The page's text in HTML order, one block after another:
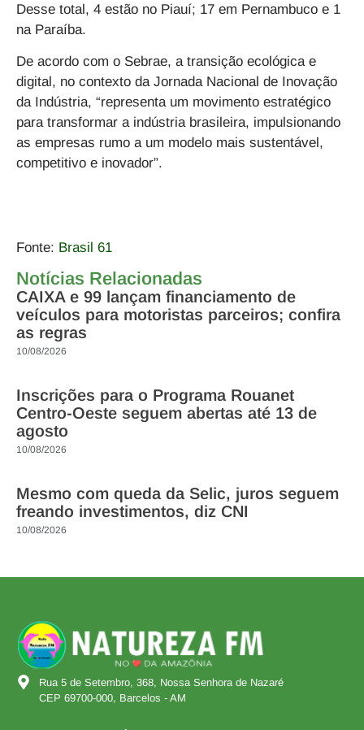
Desse total, 4 estão no Piauí; 17 em Pernambuco e 1
na Paraíba.
De acordo com o Sebrae, a transição ecológica e
digital, no contexto da Jornada Nacional de Inovação
da Indústria, “representa um movimento estratégico
para transformar a indústria brasileira, impulsionando
as empresas rumo a um modelo mais sustentável,
competitivo e inovador”.
Fonte: Brasil 61
Notícias Relacionadas
CAIXA e 99 lançam financiamento de
veículos para motoristas parceiros; confira
as regras
10/08/2026
Inscrições para o Programa Rouanet
Centro-Oeste seguem abertas até 13 de
agosto
10/08/2026
Mesmo com queda da Selic, juros seguem
freando investimentos, diz CNI
10/08/2026
Rua 5 de Setembro, 368, Nossa Senhora de Nazaré
CEP 69700-000, Barcelos - AM